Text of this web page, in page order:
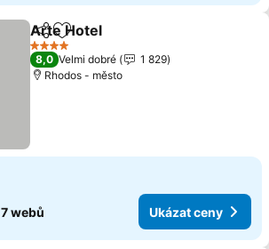
SdíletPřidat na seznam oblíbených
Arte Hotel
4 Počet hvězdiček
8,0 Velmi dobré
1 829
Rhodos - město
7 webů Ukázat ceny